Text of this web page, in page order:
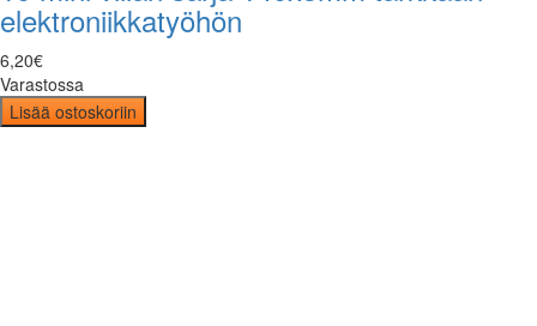
elektroniikkatyöhön
6,20€
Varastossa
Lisää ostoskoriin